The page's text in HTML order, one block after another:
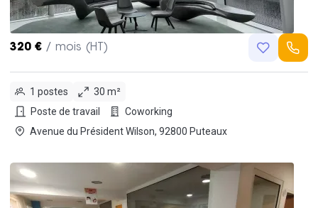
320 € / mois (HT)
1 postes
30 m²
Poste de travail
Coworking
Avenue du Président Wilson, 92800 Puteaux